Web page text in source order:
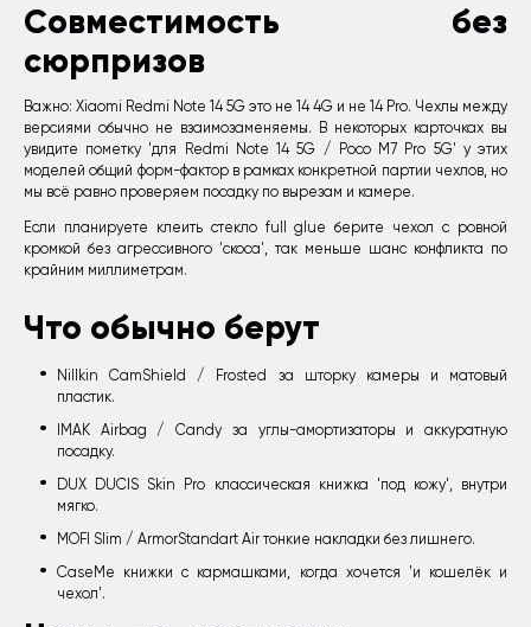
Совместимость без
сюрпризов
Важно: Xiaomi Redmi Note 14 5G это не 14 4G и не 14 Pro. Чехлы между
версиями обычно не взаимозаменяемы. В некоторых карточках вы
увидите пометку 'для Redmi Note 14 5G / Poco M7 Pro 5G' у этих
моделей общий форм-фактор в рамках конкретной партии чехлов, но
мы всё равно проверяем посадку по вырезам и камере.
Если планируете клеить стекло full glue берите чехол с ровной
кромкой без агрессивного 'скоса', так меньше шанс конфликта по
крайним миллиметрам.
Что обычно берут
Nillkin CamShield / Frosted за шторку камеры и матовый
пластик.
IMAK Airbag / Candy за углы-амортизаторы и аккуратную
посадку.
DUX DUCIS Skin Pro классическая книжка 'под кожу', внутри
мягко.
MOFI Slim / ArmorStandart Air тонкие накладки без лишнего.
CaseMe книжки с кармашками, когда хочется 'и кошелёк и
чехол'.